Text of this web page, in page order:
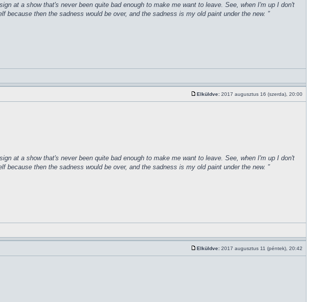
at a show that's never been quite bad enough to make me want to leave. See, when I'm up I don't
then the sadness would be over, and the sadness is my old paint under the new. ”
Elküldve: 2017 augusztus 16 (szerda), 20:00
at a show that's never been quite bad enough to make me want to leave. See, when I'm up I don't
then the sadness would be over, and the sadness is my old paint under the new. ”
Elküldve: 2017 augusztus 11 (péntek), 20:42